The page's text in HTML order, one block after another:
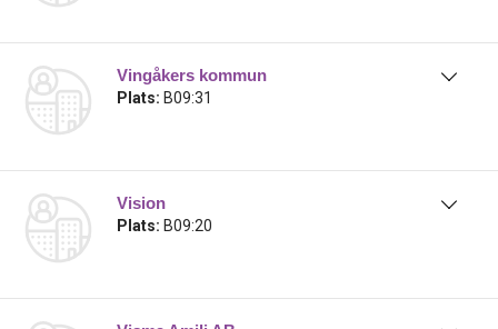
Vingåkers kommun
Plats: B09:31
Vision
Plats: B09:20